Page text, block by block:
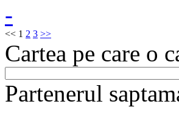
<< 1 2 3 >>
Cartea pe care o
Partenerul